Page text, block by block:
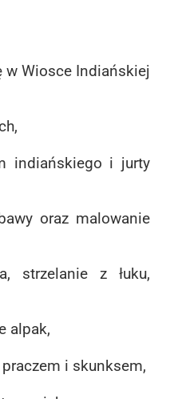
Wiosce Indiańskiej
indiańskiego i jurty
oraz malowanie
strzelanie z łuku,
alpak,
i skunksem,